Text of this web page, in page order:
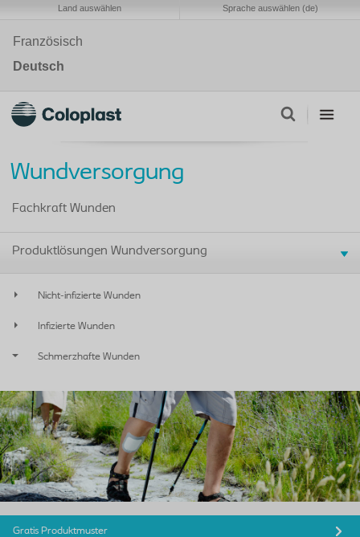
Land auswählen Sprache auswählen (de)
Französisch
Deutsch
Wundversorgung
Fachkraft Wunden
Produktlösungen Wundversorgung
Nicht-infizierte Wunden
Infizierte Wunden
Schmerzhafte Wunden
Gratis Produktmuster